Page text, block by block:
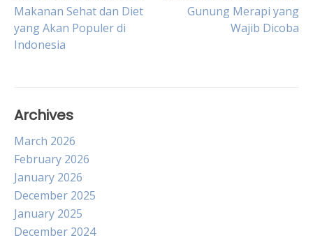
navigation
Makanan Sehat dan Diet
yang Akan Populer di
Indonesia
Gunung Merapi yang
Wajib Dicoba
Archives
March 2026
February 2026
January 2026
December 2025
January 2025
December 2024